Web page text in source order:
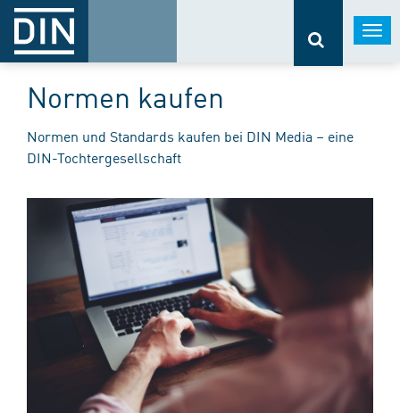
Normen kaufen
Normen und Standards kaufen bei DIN Media – eine
DIN-Tochtergesellschaft